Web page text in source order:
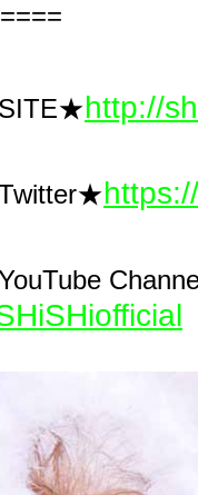
★http://
★